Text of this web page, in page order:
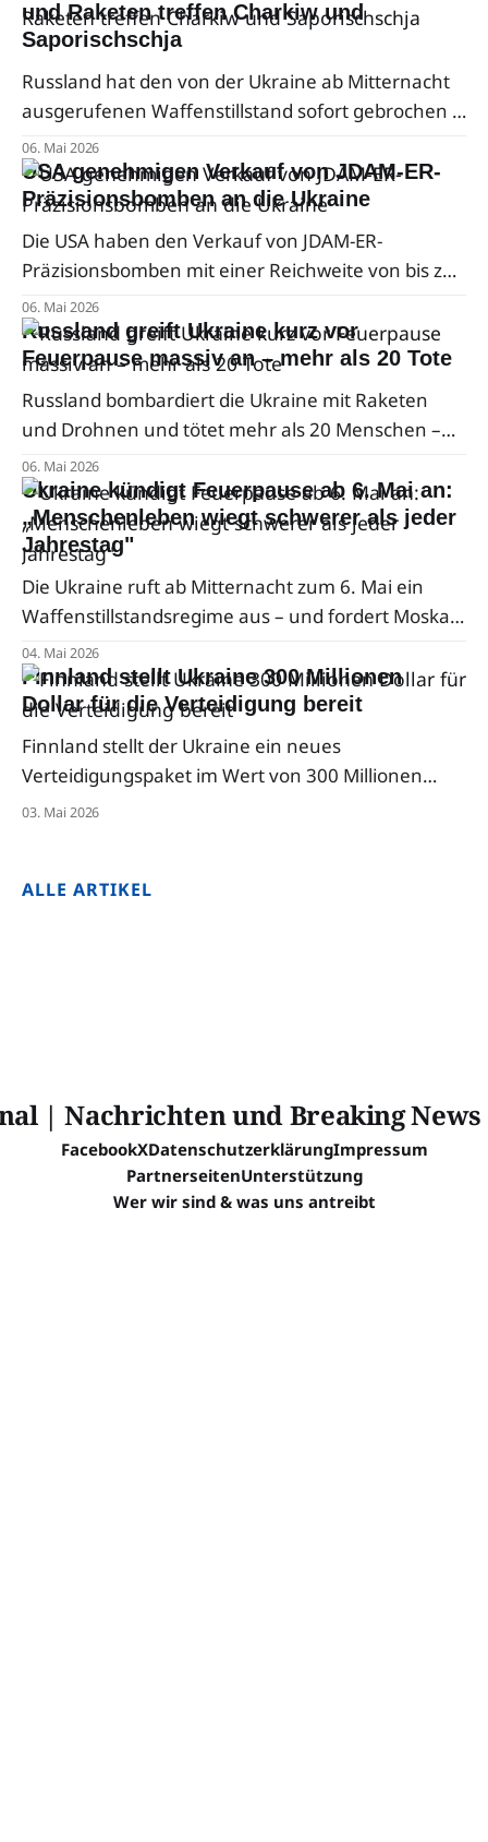
Selenskyj ist das ein unfreiwilliges Eingeständnis:
Der Krieg muss enden.
und Raketen treffen Charkiw und
Saporischschja
Russland hat den von der Ukraine ab Mitternacht
ausgerufenen Waffenstillstand sofort gebrochen –
mit 108 Drohnen und drei Raketen, die in der
Nacht auf den 6. Mai unter anderem Charkiw und
Saporischschja trafen.
06. Mai 2026
USA genehmigen Verkauf von JDAM-ER-
Präzisionsbomben an die Ukraine
Die USA haben den Verkauf von JDAM-ER-
Präzisionsbomben mit einer Reichweite von bis zu
75 Kilometern an die Ukraine genehmigt – ein
Rüstungspaket im Wert von rund 373 Millionen
Dollar, abgewickelt über Boeing.
06. Mai 2026
Russland greift Ukraine kurz vor
Feuerpause massiv an – mehr als 20 Tote
Russland bombardiert die Ukraine mit Raketen
und Drohnen und tötet mehr als 20 Menschen –
während Moskau gleichzeitig eine Feuerpause für
seine Siegesfeierlichkeiten fordert.
06. Mai 2026
Ukraine kündigt Feuerpause ab 6. Mai an:
„Menschenleben wiegt schwerer als jeder
Jahrestag"
Die Ukraine ruft ab Mitternacht zum 6. Mai ein
Waffenstillstandsregime aus – und fordert Moskau
damit auf, seinen eigenen Ankündigungen mit
echten Schritten zu folgen.
04. Mai 2026
Finnland stellt Ukraine 300 Millionen
Dollar für die Verteidigung bereit
Finnland stellt der Ukraine ein neues
Verteidigungspaket im Wert von 300 Millionen
Dollar zur Verfügung – ein Großteil davon soll die
03. Mai 2026
ALLE ARTIKEL
FacebookXDatenschutzerklärungImpressum
PartnerseitenUnterstützung
Wer wir sind & was uns antreibt